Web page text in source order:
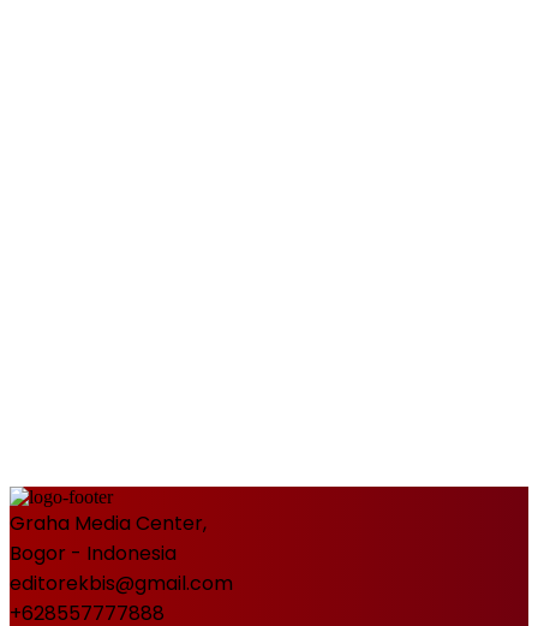
Graha Media Center,
Bogor - Indonesia
editorekbis@gmail.com
+628557777888